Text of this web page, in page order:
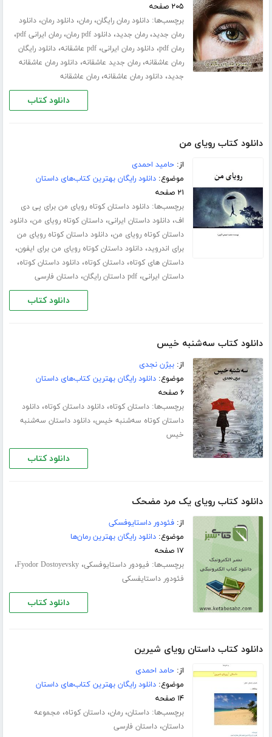
۲۰۵ صفحه
برچسب‌ها:دانلود رمان رایگان،رمان،دانلود رمان،دانلود
رمان جدید،رمان جدید،دانلود pdf رمان ،رمان ایرانی pdf ،
رمان pdf ،دانلود رمان ایرانی،pdf عاشقانه ،دانلود رایگان
رمان عاشقانه،رمان جدید عاشقانه،دانلود رمان عاشقانه
جدید،دانلود رمان عاشقانه،رمان عاشقانه
دانلود کتاب
دانلود کتاب رویای من
از:حامید احمدی
موضوع:دانلود رایگان بهترین کتاب‌های داستان
۲۱ صفحه
برچسب‌ها:دانلود داستان کوتاه رویای من برای پی دی
اف،دانلود داستان ایرانی،داستان کوتاه رویای من،دانلود
داستان کوتاه رویای من،دانلود داستان کوتاه رویای من
برای اندروید،دانلود داستان کوتاه رویای من برای ایفون،
داستان های کوتاه،داستان کوتاه،دانلود داستان کوتاه،
داستان ایرانی،pdf داستان رایگان ،داستان فارسی
دانلود کتاب
دانلود کتاب سه‌شنبه خیس
از:بیژن نجدی
موضوع:دانلود رایگان بهترین کتاب‌های داستان
۶ صفحه
برچسب‌ها:داستان کوتاه،دانلود داستان کوتاه،دانلود
داستان کوتاه سه‌شنبه خیس،دانلود داستان سه‌شنبه
خیس
دانلود کتاب
دانلود کتاب رویای یک مرد مضحک
از:فئودور داستایوفسکی
موضوع:دانلود رایگان بهترین رمان‌ها
۱۷ صفحه
برچسب‌ها: فیودور داستایوفسکی،Fyodor Dostoyevsky،
فئودور داستایفسکی
دانلود کتاب
دانلود کتاب داستان رویای شیرین
از:حامد احمدی
موضوع:دانلود رایگان بهترین کتاب‌های داستان
۱۴ صفحه
برچسب‌ها:داستان،رمان،داستان کوتاه، مجموعه
داستان،داستان فارسی